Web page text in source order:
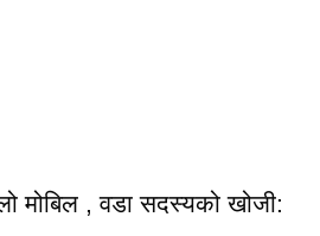
मोबिल , वडा सदस्यको खोजी: